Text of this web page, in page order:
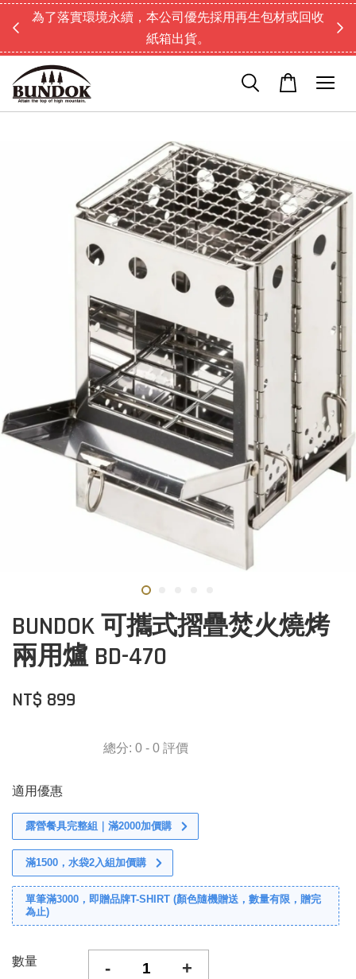
為了落實環境永續，本公司優先採用再生包材或回收
紙箱出貨。
BUNDOK 可攜式摺疊焚火燒烤
兩用爐 BD-470
NT$ 899
總分: 0 - 0 評價
適用優惠
露營餐具完整組｜滿2000加價購
滿1500，水袋2入組加價購
單筆滿3000，即贈品牌T-SHIRT (顏色隨機贈送，數量有限，贈完
為止)
數量 - +